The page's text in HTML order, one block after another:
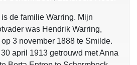
de familie Warring. Mijn
was Hendrik Warring,
3 november 1888 te Smilde.
april 1913 getrouwd met Anna